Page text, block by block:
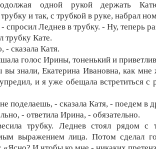
одной рукой держать
и так, с трубкой в руке, набрал
спросил Леднев в трубку. - Ну, теперь
трубку Кате.
сказала Катя.
голос Ирины, тоненький и
вы знали, Екатерина Ивановна, как
и я уже обещала встретиться с
поделаешь, - сказала Катя, - поедем в
- ответила Ирина, - обязательно.
трубку. Леднев стоял рядом с
выражением лица. Потом сделал